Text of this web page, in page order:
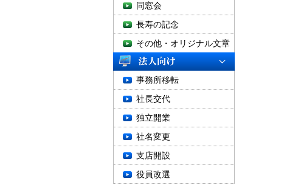
同窓会
長寿の記念
その他・オリジナル文章
事務所移転
社長交代
独立開業
社名変更
支店開設
役員改選